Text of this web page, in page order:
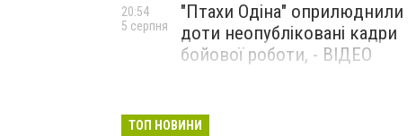
"Птахи Одіна" оприлюднили
доти неопубліковані кадри
бойової роботи, - ВІДЕО
20:54
5 серпня
Бєдняков зіграє тата
5 серпня
ТОП НОВИНИ